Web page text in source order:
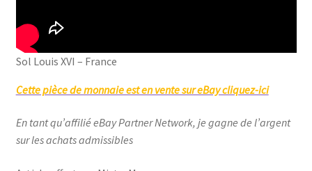
Sol Louis XVI – France
Cette pièce de monnaie est en vente sur eBay cliquez-ici
En tant qu’affilié eBay Partner Network, je gagne de l’argent
sur les achats admissibles